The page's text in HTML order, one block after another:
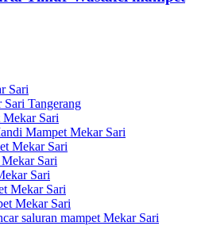
Sari
Sari Tangerang
Mekar Sari
Mampet Mekar Sari
Mekar Sari
Sari
Sari
Mekar Sari
Mekar Sari
saluran mampet Mekar Sari